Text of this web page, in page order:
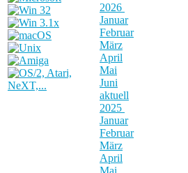
2026
Januar
Februar
März
April
Mai
Juni
aktuell
2025
Januar
Februar
März
April
Mai